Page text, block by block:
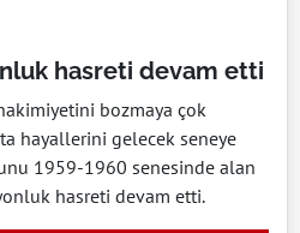
hasreti devam etti
bozmaya çok
hayallerini gelecek seneye
1959-1960 senesinde alan
hasreti devam etti.